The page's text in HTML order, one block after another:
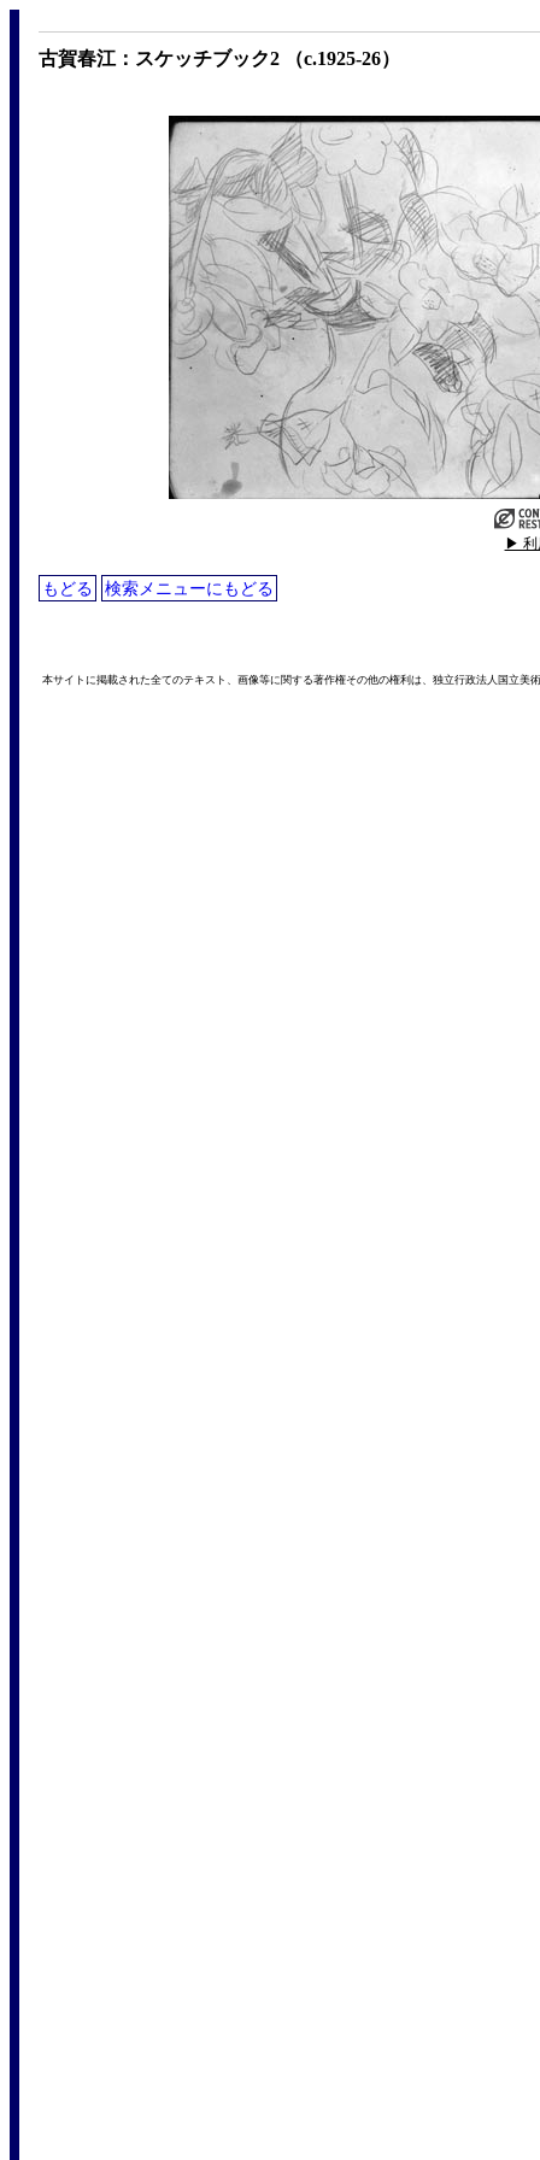
古賀春江：スケッチブック2 （c.1925-26）
▶ 利
もどる 検索メニューにもどる
本サイトに掲載された全てのテキスト、画像等に関する著作権その他の権利は、独立行政法人国立